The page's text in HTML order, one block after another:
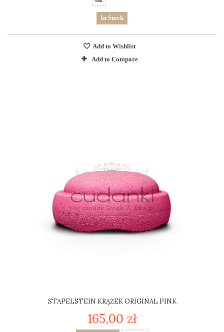
In Stock
Add to Wishlist
Add to Compare
STAPELSTEIN KRĄŻEK ORIGINAL PINK
165,00 zł